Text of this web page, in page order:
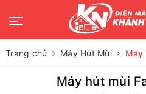
Trang chủ Máy Hút Mùi Máy
Máy hút mùi